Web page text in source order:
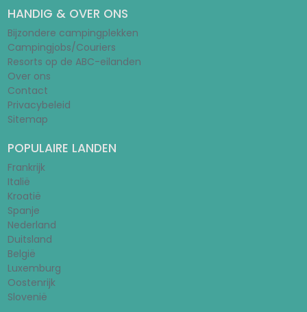
HANDIG & OVER ONS
Bijzondere campingplekken
Campingjobs/Couriers
Resorts op de ABC-eilanden
Over ons
Contact
Privacybeleid
Sitemap
POPULAIRE LANDEN
Frankrijk
Italië
Kroatië
Spanje
Nederland
Duitsland
België
Luxemburg
Oostenrijk
Slovenië